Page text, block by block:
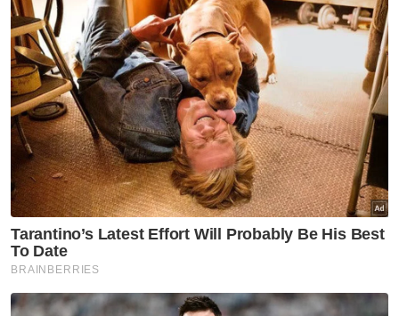
Barang Kes
Lupus
Artikel Disyorkan
RM2,000 diperdaya tempahan